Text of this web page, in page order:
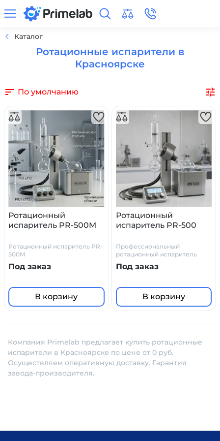
Каталог
Ротационные испарители в
Красноярске
По умолчанию
Ротационный
испаритель PR-500M
Ротационный испаритель PR-
500M
Под заказ
В корзину
Ротационный
испаритель PR-500
Профессиональный
ротационный испаритель
Под заказ
В корзину
Компания Primelab предлагает купить ротационные
испарители в Красноярске по цене от 0 руб.
Осуществляем оперативную доставку. Гарантия
завода-производителя.